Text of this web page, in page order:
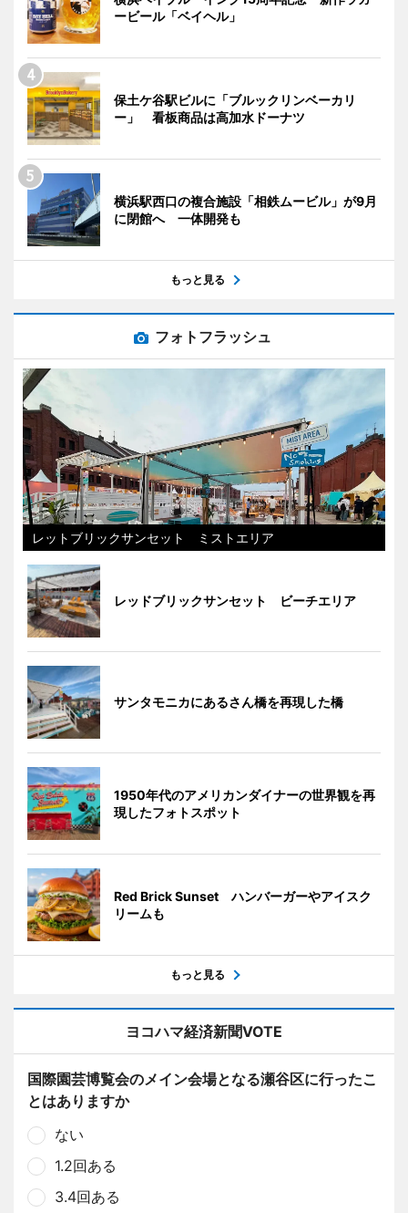
ービール「ベイヘル」
保土ケ谷駅ビルに「ブルックリンベーカリ
ー」 看板商品は高加水ドーナツ
横浜駅西口の複合施設「相鉄ムービル」が9月
に閉館へ 一体開発も
もっと見る
フォトフラッシュ
レットブリックサンセット ミストエリア
レッドブリックサンセット ビーチエリア
サンタモニカにあるさん橋を再現した橋
1950年代のアメリカンダイナーの世界観を再
現したフォトスポット
Red Brick Sunset ハンバーガーやアイスク
リームも
もっと見る
ヨコハマ経済新聞VOTE
国際園芸博覧会のメイン会場となる瀬谷区に行ったこ
とはありますか
ない
1.2回ある
3.4回ある